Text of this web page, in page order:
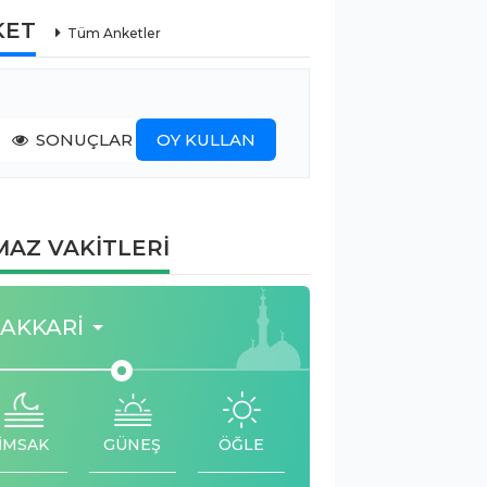
Tüm Anketler
SONUÇLAR OY KULLAN
VAKİTLERİ
İMSAK GÜNEŞ ÖĞLE